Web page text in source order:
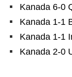
Kanada 6-0
Kanada 1-1
Kanada 1-1
Kanada 2-0